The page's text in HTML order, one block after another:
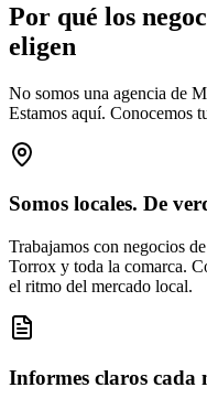
Por qué los
eligen
No somos una agencia de
Estamos aquí. Conocemos
Somos locales. De
Trabajamos con negocios
Torrox y toda la comarca.
el ritmo del mercado local.
Informes claros cada